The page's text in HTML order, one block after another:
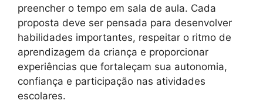
preencher o tempo em sala de aula. Cada
proposta deve ser pensada para desenvolver
habilidades importantes, respeitar o ritmo de
aprendizagem da criança e proporcionar
experiências que fortaleçam sua autonomia,
confiança e participação nas atividades
escolares.